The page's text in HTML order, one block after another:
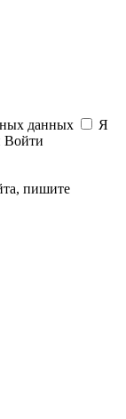
данных
Я
Войти
пишите